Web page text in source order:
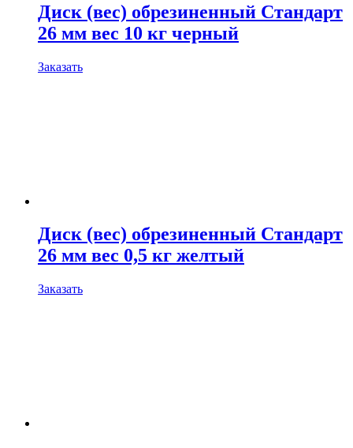
Диск (вес) обрезиненный Стандарт
26 мм вес 10 кг черный
Заказать
Диск (вес) обрезиненный Стандарт
26 мм вес 0,5 кг желтый
Заказать